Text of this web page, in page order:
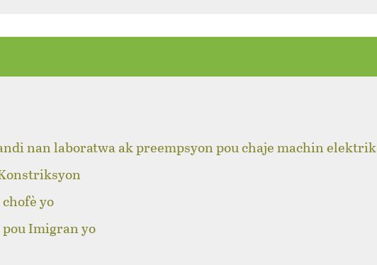
nan laboratwa ak preempsyon pou chaje machin elektrik
yo
pou Imigran yo